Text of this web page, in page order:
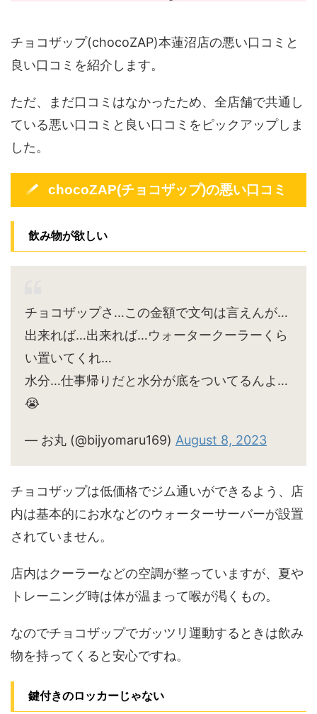
チョコザップ(chocoZAP)本蓮沼店の悪い口コミと
良い口コミを紹介します。
ただ、まだ口コミはなかったため、全店舗で共通し
ている悪い口コミと良い口コミをピックアップしま
した。
chocoZAP(チョコザップ)の悪い口コミ
飲み物が欲しい
チョコザップさ…この金額で文句は言えんが…
出来れば…出来れば…ウォータークーラーくら
い置いてくれ…
水分…仕事帰りだと水分が底をついてるんよ…
😭
— お丸 (@bijyomaru169) August 8, 2023
チョコザップは低価格でジム通いができるよう、店
内は基本的にお水などのウォーターサーバーが設置
されていません。
店内はクーラーなどの空調が整っていますが、夏や
トレーニング時は体が温まって喉が渇くもの。
なのでチョコザップでガッツリ運動するときは飲み
物を持ってくると安心ですね。
鍵付きのロッカーじゃない